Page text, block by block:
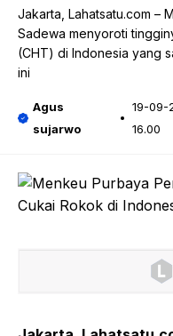
Jakarta, Lahatsatu.com –
Sadewa menyoroti
(CHT) di Indonesia yang
ini
Agus
sujarwo
19-09-
16.00